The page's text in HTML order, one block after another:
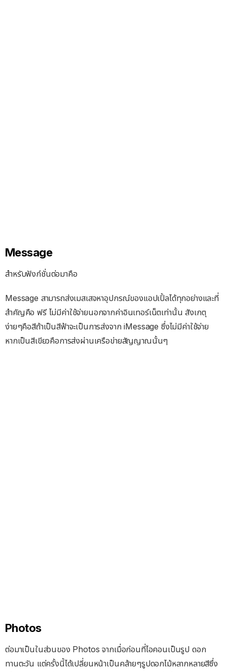
Message
สำหรับฟังก์ชั่นต่อมาคือ
Message สามารถส่งเมสเสจหาอุปกรณ์ของแอปเปิ้ลได้ทุกอย่างและที่
สำคัญคือ ฟรี ไม่มีค่าใช้จ่ายนอกจากค่าอินเทอร์เน็ตเท่านั้น สังเกตุ
ง่ายๆคือสีถ้าเป็นสีฟ้าจะเป็นการส่งจาก iMessage ซึ่งไม่มีค่าใช้จ่าย
หากเป็นสีเขียวคือการส่งผ่านเครือข่ายสัญญาณนั้นๆ
Photos
ต่อมาเป็นในส่วนของ Photos จากเมื่อก่อนที่ไอคอนเป็นรูป ดอก
ทานตะวัน แต่ครั้งนี้ได้เปลี่ยนหน้าเป็นคล้ายๆรูปดอกไม้หลากหลายสีซึ่ง